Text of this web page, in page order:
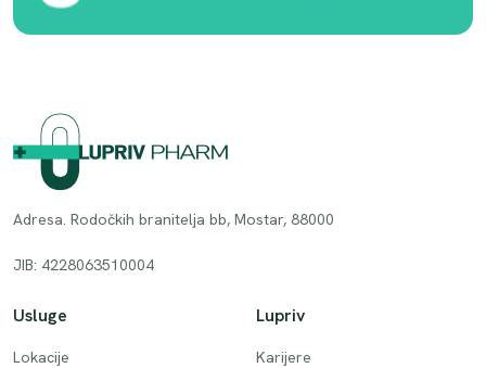
Adresa. Rodočkih branitelja bb, Mostar, 88000
JIB: 4228063510004
Usluge
Lokacije
Lupriv
Karijere